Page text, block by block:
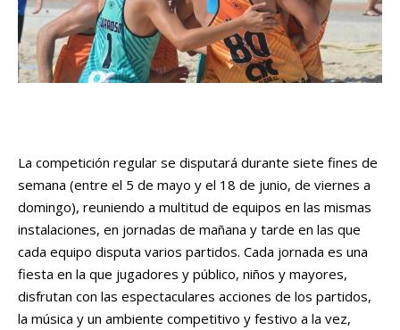
La competición regular se disputará durante siete fines de
semana (entre el 5 de mayo y el 18 de junio, de viernes a
domingo), reuniendo a multitud de equipos en las mismas
instalaciones, en jornadas de mañana y tarde en las que
cada equipo disputa varios partidos. Cada jornada es una
fiesta en la que jugadores y público, niños y mayores,
disfrutan con las espectaculares acciones de los partidos,
la música y un ambiente competitivo y festivo a la vez,